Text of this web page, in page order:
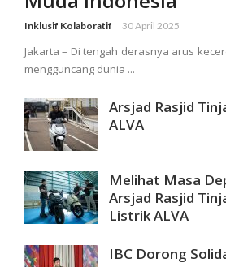
Inklusif Kolaboratif 30 April 2025
Jakarta – Di tengah derasnya arus
mengguncang dunia ...
Arsjad Rasjid
ALVA
Melihat Masa
Arsjad Rasjid
Listrik ALVA
IBC Dorong